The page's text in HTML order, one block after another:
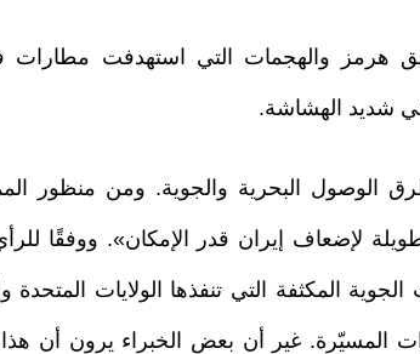
هرمز والهجمات التي استهدفت مطارات
شديد الهشاشة.
البحرية والجوية. ومن منظور
لإضعاف إيران قدر الإمكان». ووفقًا
المكثفة التي تنفذها الولايات المتحدة
المسيّرة. غير أن بعض الخبراء يرون أن هذا